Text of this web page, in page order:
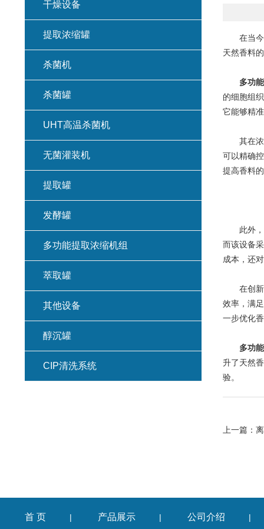
在当今追
天然香料
多功
的细胞组
它能够精
其在浓缩
可以精确
提高香料
此外，多
而该设备
成本，还
在创新应
效率，满
一步优化
多功
升了天然
验。
上一篇：
干燥设备
提取浓缩罐
杀菌机
杀菌罐
UHT高温杀菌机
无菌灌装机
提取罐
发酵罐
多功能提取浓缩机组
萃取罐
其他设备
醇沉罐
CIP清洗系统
首 页 | 产品展示 | 公司介绍 |